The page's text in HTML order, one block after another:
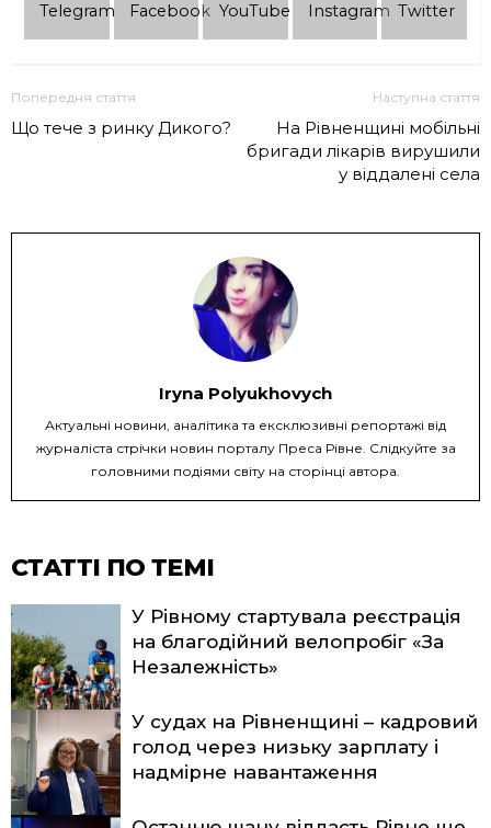
Telеgram Facebook YouTube Instagram Twitter
Попередня стаття
Що тече з ринку Дикого?
Наступна стаття
На Рівненщині мобільні
бригади лікарів вирушили
у віддалені села
Iryna Polyukhovych
Актуальні новини, аналітика та ексклюзивні репортажі від
журналіста стрічки новин порталу Преса Рівне. Слідкуйте за
головними подіями світу на сторінці автора.
СТАТТІ ПО ТЕМІ
У Рівному стартувала реєстрація
на благодійний велопробіг «За
Незалежність»
У судах на Рівненщині – кадровий
голод через низьку зарплату і
надмірне навантаження